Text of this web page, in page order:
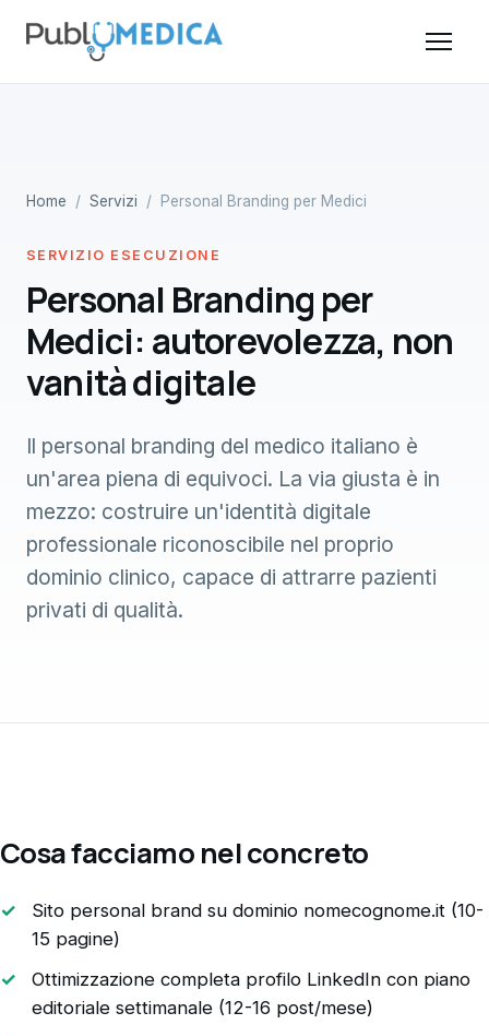
Home / Servizi / Personal Branding per Medici
SERVIZIO ESECUZIONE
Personal Branding per
Medici: autorevolezza, non
vanità digitale
Il personal branding del medico italiano è
un'area piena di equivoci. La via giusta è in
mezzo: costruire un'identità digitale
professionale riconoscibile nel proprio
dominio clinico, capace di attrarre pazienti
privati di qualità.
Cosa facciamo nel concreto
Sito personal brand su dominio nomecognome.it (10-
15 pagine)
Ottimizzazione completa profilo LinkedIn con piano
editoriale settimanale (12-16 post/mese)